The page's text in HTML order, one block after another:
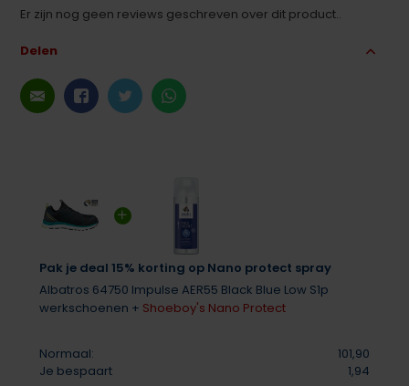
Pak je deal 15% korting op Nano protect spray
Albatros 64750 Impulse AER55 Black Blue Low S1p
werkschoenen + Shoeboy's Nano Protect
Normaal:
101,90
Je bespaart
1,94
Er zijn nog geen reviews geschreven over dit product..
Delen